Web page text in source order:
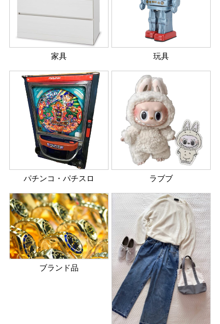
家具 玩具
パチンコ・パチスロ ラブブ
ブランド品